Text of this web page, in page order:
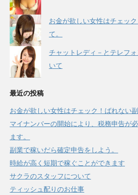
お金が欲しい女性はチェッ
て。
チャットレディ－とテレフ
いて
最近の投稿
お金が欲しい女性はチェック！ばれない副
マイナンバーの開始により、税務申告が
ます。
副業で稼いだら確定申告をしよう。
時給が高く短期で稼ぐことができます
サクラのスタッフについて
ティッシュ配りのお仕事